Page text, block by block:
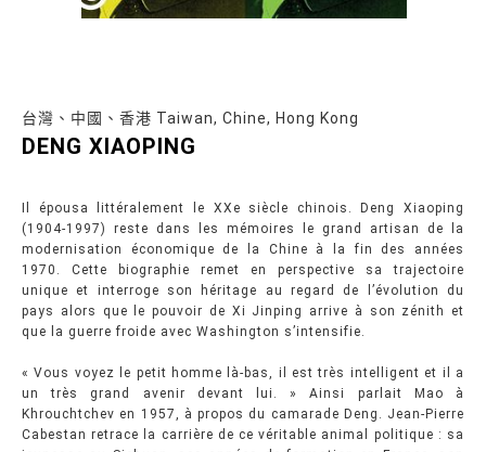
台灣、中國、香港 Taiwan, Chine, Hong Kong
DENG XIAOPING
Il épousa littéralement le XXe siècle chinois. Deng Xiaoping
(1904-1997) reste dans les mémoires le grand artisan de la
modernisation économique de la Chine à la fin des années
1970. Cette biographie remet en perspective sa trajectoire
unique et interroge son héritage au regard de l’évolution du
pays alors que le pouvoir de Xi Jinping arrive à son zénith et
que la guerre froide avec Washington s’intensifie.
« Vous voyez le petit homme là-bas, il est très intelligent et il a
un très grand avenir devant lui. » Ainsi parlait Mao à
Khrouchtchev en 1957, à propos du camarade Deng. Jean-Pierre
Cabestan retrace la carrière de ce véritable animal politique : sa